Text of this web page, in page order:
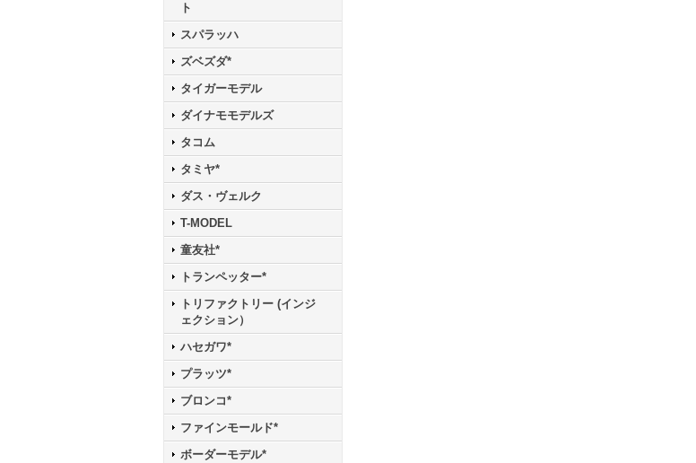
ト
スパラッハ
ズベズダ*
タイガーモデル
ダイナモモデルズ
タコム
タミヤ*
ダス・ヴェルク
T-MODEL
童友社*
トランペッター*
トリファクトリー (インジ
ェクション）
ハセガワ*
プラッツ*
ブロンコ*
ファインモールド*
ボーダーモデル*